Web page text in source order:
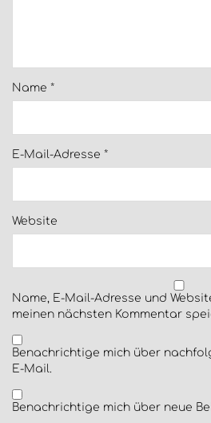
Name *
E-Mail-Adresse *
Website
Name, E-Mail-Adresse und
meinen nächsten Kommentar
Benachrichtige mich über
E-Mail.
Benachrichtige mich über neue